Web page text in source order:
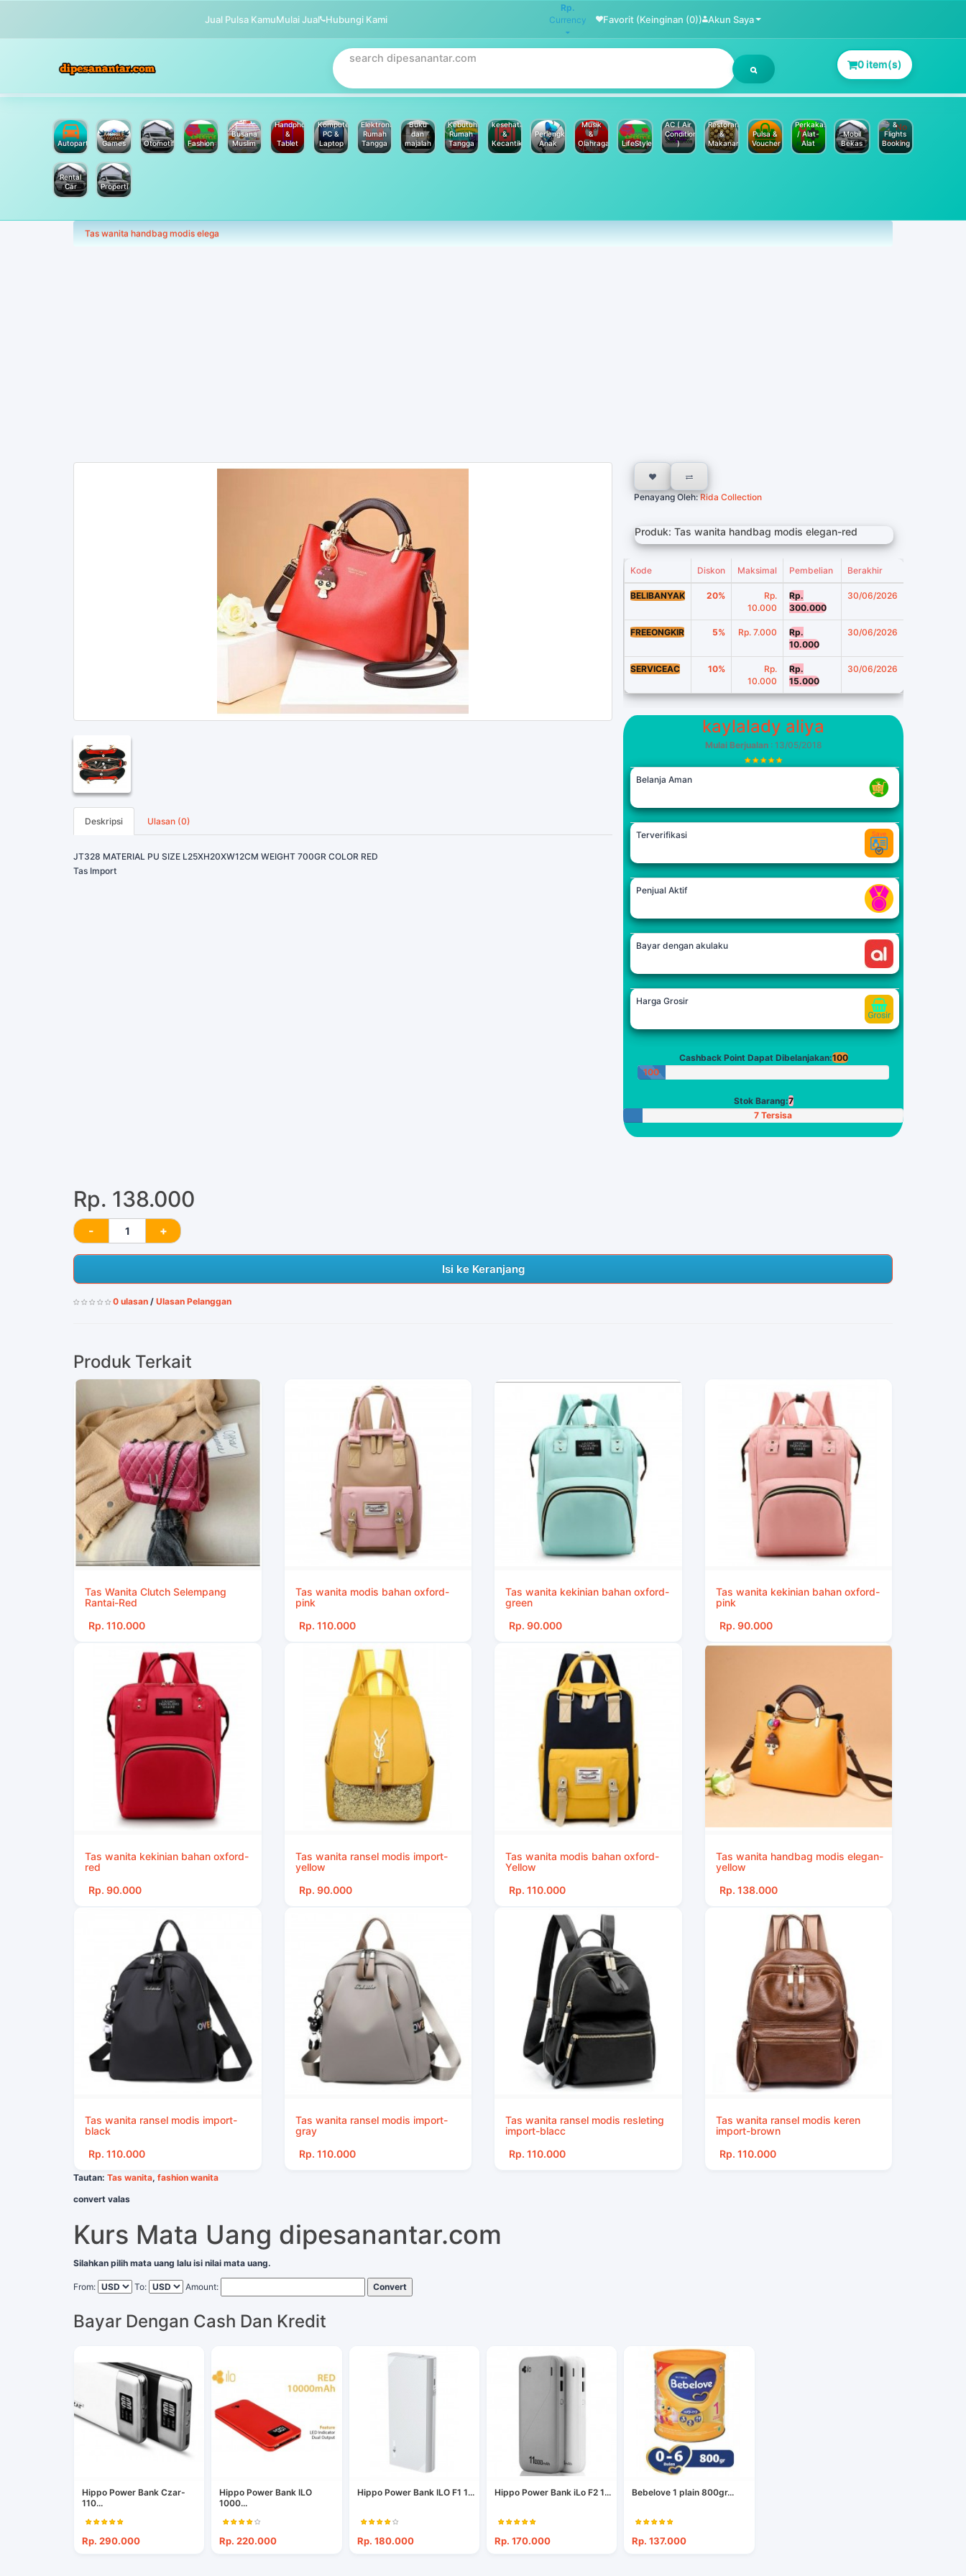
Jual Pulsa KamuMulai Jual Hubungi Kami
Rp.
Currency
Favorit (Keinginan (0)) Akun Saya
0 item(s)
Autoparts Games Otomotif Fashion
Busana
Muslim
Handphone
&
Tablet
Komputer
PC &
Laptop
Elektronik
Rumah
Tangga
Buku
dan
majalah
Kebutuhan
Rumah
Tangga
kesehatan
&
Kecantikan
Perlengkapan
Anak
Musik
&
Olahraga
LifeStyle
AC ( Air
Conditioner
)
Restoran
&
Makanan
Pulsa &
Voucher
Perkakas
/ Alat-
Alat
Mobil
Bekas
&
Flights
Booking
Rental
Car
Properti
Tas wanita handbag modis elega
Deskripsi Ulasan (0)
JT328 MATERIAL PU SIZE L25XH20XW12CM WEIGHT 700GR COLOR RED
Tas Import
Penayang Oleh:Rida Collection
Produk: Tas wanita handbag modis elegan-red
Kode Diskon Maksimal Pembelian Berakhir
BELIBANYAK 20%
Rp.
10.000
Rp.
300.000
30/06/2026
FREEONGKIR 5% Rp. 7.000
Rp.
10.000
30/06/2026
SERVICEAC 10%
Rp.
10.000
Rp.
15.000
30/06/2026
kaylalady aliya
Mulai Berjualan: 13/05/2018
Belanja Aman
Terverifikasi
Penjual Aktif
Bayar dengan akulaku
Harga Grosir
Cashback Point Dapat Dibelanjakan:100
100
Stok Barang:7
7 Tersisa
Rp. 138.000
Isi ke Keranjang
0 ulasan / Ulasan Pelanggan
Produk Terkait
Tas Wanita Clutch Selempang
Rantai-Red
Rp. 110.000
Tas wanita modis bahan oxford-
pink
Rp. 110.000
Tas wanita kekinian bahan oxford-
green
Rp. 90.000
Tas wanita kekinian bahan oxford-
pink
Rp. 90.000
Tas wanita kekinian bahan oxford-
red
Rp. 90.000
Tas wanita ransel modis import-
yellow
Rp. 90.000
Tas wanita modis bahan oxford-
Yellow
Rp. 110.000
Tas wanita handbag modis elegan-
yellow
Rp. 138.000
Tas wanita ransel modis import-
black
Rp. 110.000
Tas wanita ransel modis import-
gray
Rp. 110.000
Tas wanita ransel modis resleting
import-blacc
Rp. 110.000
Tas wanita ransel modis keren
import-brown
Rp. 110.000
Tautan: Tas wanita, fashion wanita
convert valas
Kurs Mata Uang dipesanantar.com
Silahkan pilih mata uang lalu isi nilai mata uang.
From: To: Amount: Convert
Bayar Dengan Cash Dan Kredit
Hippo Power Bank Czar-
110...
Rp. 290.000
Hippo Power Bank ILO
1000...
Rp. 220.000
Hippo Power Bank ILO F1 1...
Rp. 180.000
Hippo Power Bank iLo F2 1...
Rp. 170.000
Bebelove 1 plain 800gr...
Rp. 137.000